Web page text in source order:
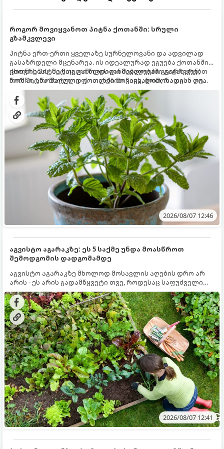
როგორ მოვიყვანოთ პიტნა ქოთანში: სრული
გზამკვლევი
პიტნა ერთ-ერთი ყველაზე სურნელოვანი და ადვილად
გასაზრდელი მცენარეა. ის იდეალურად ეგუება ქოთანში
ცხოვრებას, მეტიც, გამოცდილი მებაღეები გვირჩევენ,
რომ პიტნა მხოლოდ ქოთანში მოვიყვანოთ, რადგან ღია
გრუნტში (ბაღში) დარგვისას ის ფესვებით ძალიან
სწრაფად ვრცელდება და სხვა მცენარეებს ავიწროებს.
ქოთნის პიტნა მთელი წლის განმავლობაში გაგახარებთ
ნორჩი, არომატული ფოთლებით ჩაის, ლიმონათისა თუ
კერძებისთვის.
2026/08/07 12:46
აგვისტო აგარაკზე: ეს 5 საქმე უნდა მოასწროთ
შემოდგომის დადგომამდე
აგვისტო აგარაკზე მხოლოდ მოსავლის აღების დრო არ
არის - ეს არის გადამწყვეტი თვე, როდესაც საფუძველი
ეყრება მომავალი წლის მოსავალს და ბაღი მზადდება
შემოდგომა-ზამთრის სეზონისთვის. იმისათვის, რომ
ნიადაგმა ენერგია აღიდგინოს, ხოლო მცენარეებმა
ზამთარს გაუძლონ, აგვისტოს ბოლომდე 5
მნიშვნელოვანი საქმის გაკეთება უნდა მოასწროთ:
2026/08/07 12:41